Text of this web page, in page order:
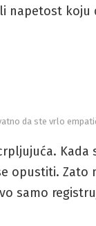
napetost koju
da ste vrlo
Kada
opustiti. Zato
samo